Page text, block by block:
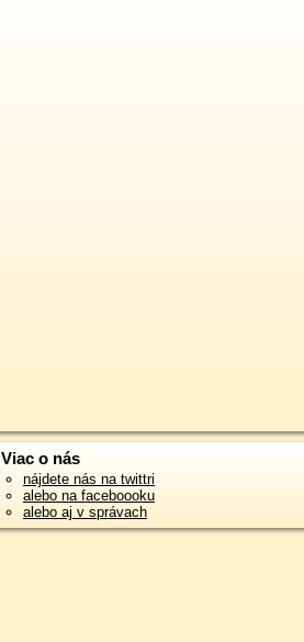
Viac o nás
nájdete nás na twittri
alebo na faceboooku
alebo aj v správach